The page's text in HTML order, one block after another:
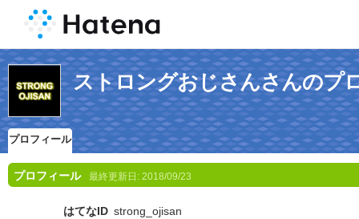
ストロングおじさんさんのプ
プロフィール
プロフィール 最終更新日: 2018/09/23
はてなID strong_ojisan